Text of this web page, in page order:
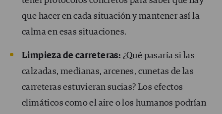
que hacer en cada situación y mantener así la
calma en esas situaciones.
Limpieza de carreteras: ¿Qué pasaría si las
calzadas, medianas, arcenes, cunetas de las
carreteras estuvieran sucias? Los efectos
climáticos como el aire o los humanos podrían